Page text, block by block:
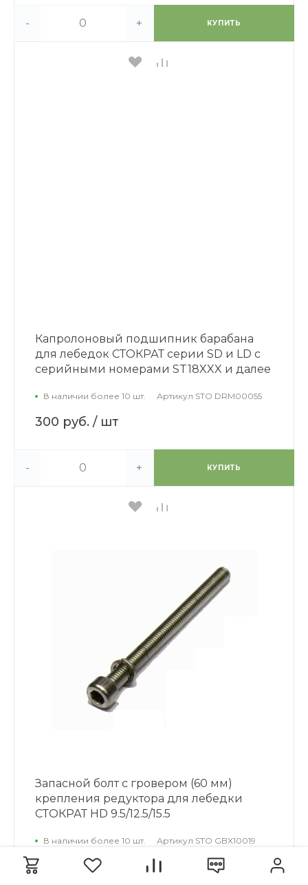
- + КУПИТЬ
Капролоновый подшипник барабана
для лебедок СТОКРАТ серии SD и LD с
серийными номерами ST18XXX и далее
В наличии более 10 шт. Артикул STO DRM00055
300 руб. / шт
- + КУПИТЬ
Запасной болт с гровером (60 мм)
крепления редуктора для лебедки
СТОКРАТ HD 9.5/12.5/15.5
В наличии более 10 шт. Артикул STO GBX10019
120 руб./ шт